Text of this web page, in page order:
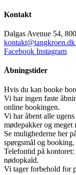
Kontakt
Dalgas Avenue 54,
kontakt@tangkroen.dk
Facebook Instagram
Åbningstider
Hvis du kan booke
Vi har ingen faste
online bookingen.
Vi har åbent alle
mødepakker og meget
Se mulighederne her
spørgsmål og booking.
Telefontid på
nødopkald.
Vi tager forbehold for